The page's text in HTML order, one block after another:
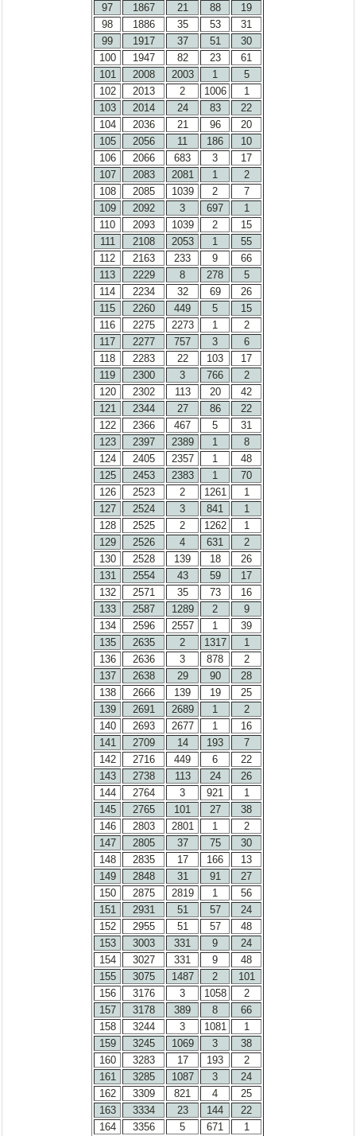
97
1867 21 88
19
98
1886 35 53
31
99
1917 37 51
30
100
1947 82 23
61
101
2008 2003 1
5
102
2013 2 1006
1
103
2014 24 83
22
104
2036 21 96
20
105
2056 11 186
10
106
2066 683 3
17
107
2083 2081 1
2
108
2085 1039 2
7
109
2092 3 697
1
110
2093 1039 2
15
111
2108 2053 1
55
112
2163 233 9
66
113
2229 8 278
5
114
2234 32 69
26
115
2260 449 5
15
116
2275 2273 1
2
117
2277 757 3
6
118
2283 22 103
17
119
2300 3 766
2
120
2302 113 20
42
121
2344 27 86
22
122
2366 467 5
31
123
2397 2389 1
8
124
2405 2357 1
48
125
2453 2383 1
70
126
2523 2 1261
1
127
2524 3 841
1
128
2525 2 1262
1
129
2526 4 631
2
130
2528 139 18
26
131
2554 43 59
17
132
2571 35 73
16
133
2587 1289 2
9
134
2596 2557 1
39
135
2635 2 1317
1
136
2636 3 878
2
137
2638 29 90
28
138
2666 139 19
25
139
2691 2689 1
2
140
2693 2677 1
16
141
2709 14 193
7
142
2716 449 6
22
143
2738 113 24
26
144
2764 3 921
1
145
2765 101 27
38
146
2803 2801 1
2
147
2805 37 75
30
148
2835 17 166
13
149
2848 31 91
27
150
2875 2819 1
56
151
2931 51 57
24
152
2955 51 57
48
153
3003 331 9
24
154
3027 331 9
48
155
3075 1487 2
101
156
3176 3 1058
2
157
3178 389 8
66
158
3244 3 1081
1
159
3245 1069 3
38
160
3283 17 193
2
161
3285 1087 3
24
162
3309 821 4
25
163
3334 23 144
22
164
3356 5 671 1